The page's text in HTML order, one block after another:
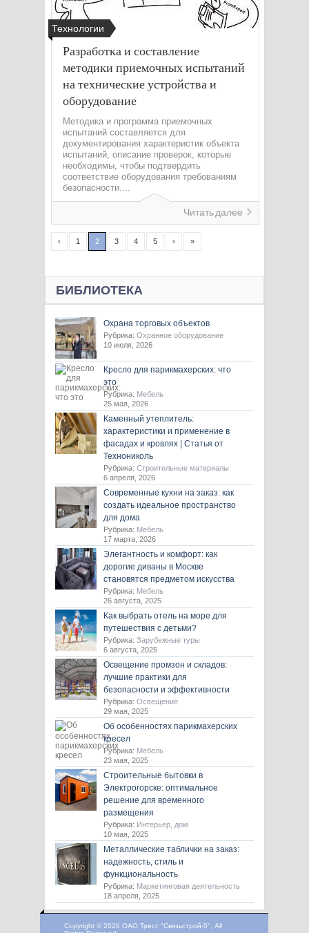
Технологии
Разработка и составление
методики приемочных испытаний
на технические устройства и
оборудование
Методика и программа приемочных
испытаний составляется для
документирования характеристик объекта
испытаний, описание проверок, которые
необходимы, чтобы подтвердить
соответствие оборудования требованиям
безопасности....
Читать далее
‹ 1 2 3 4 5 › »
БИБЛИОТЕКА
Охрана торговых объектов
Рубрика: Охранное оборудование
10 июля, 2026
Кресло для парикмахерских: что
это
Рубрика: Мебель
25 мая, 2026
Каменный утеплитель:
характеристики и применение в
фасадах и кровлях | Статья от
Технониколь
Рубрика: Строительные материалы
6 апреля, 2026
Современные кухни на заказ: как
создать идеальное пространство
для дома
Рубрика: Мебель
17 марта, 2026
Элегантность и комфорт: как
дорогие диваны в Москве
становятся предметом искусства
Рубрика: Мебель
26 августа, 2025
Как выбрать отель на море для
путешествия с детьми?
Рубрика: Зарубежные туры
6 августа, 2025
Освещение промзон и складов:
лучшие практики для
безопасности и эффективности
Рубрика: Освещение
29 мая, 2025
Об особенностях парикмахерских
кресел
Рубрика: Мебель
23 мая, 2025
Строительные бытовки в
Электрогорске: оптимальное
решение для временного
размещения
Рубрика: Интерьер, дом
10 мая, 2025
Металлические таблички на заказ:
надежность, стиль и
функциональность
Рубрика: Маркетинговая деятельность
18 апреля, 2025
Copyright © 2026 ОАО Трест "Связьстрой-5", All